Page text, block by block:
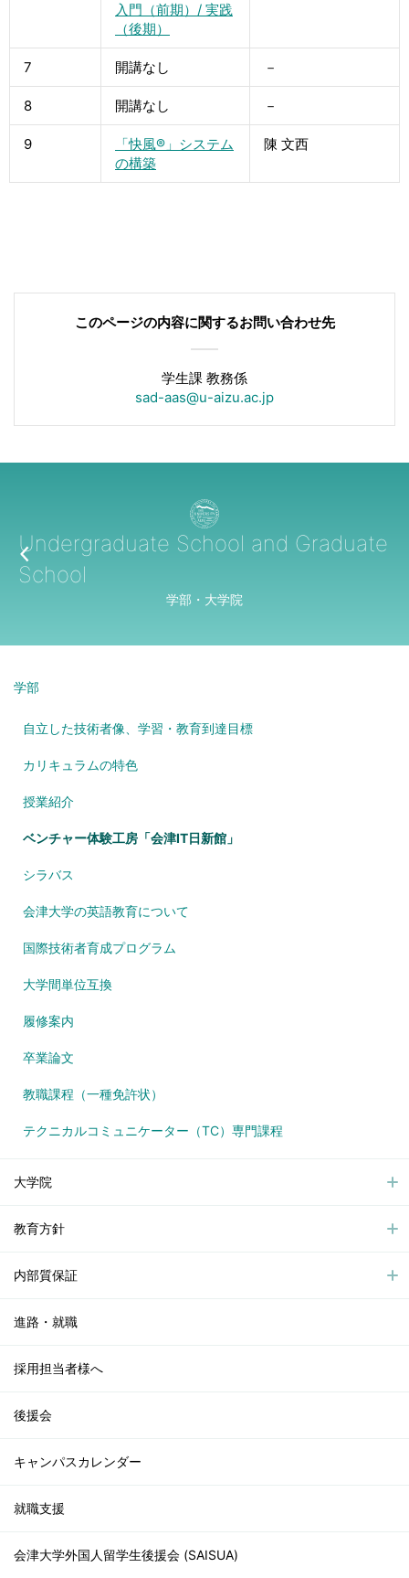
入門（前期）/ 実践
（後期）
7 開講なし －
8 開講なし －
9
「快風®」システム
の構築
陳 文西
このページの内容に関するお問い合わせ先
学生課 教務係
sad-aas@u-aizu.ac.jp
Undergraduate School and Graduate
School
学部・大学院
学部
自立した技術者像、学習・教育到達目標
カリキュラムの特色
授業紹介
ベンチャー体験工房「会津IT日新館」
シラバス
会津大学の英語教育について
国際技術者育成プログラム
大学間単位互換
履修案内
卒業論文
教職課程（一種免許状）
テクニカルコミュニケーター（TC）専門課程
大学院
教育方針
内部質保証
進路・就職
採用担当者様へ
後援会
キャンパスカレンダー
就職支援
会津大学外国人留学生後援会 (SAISUA)